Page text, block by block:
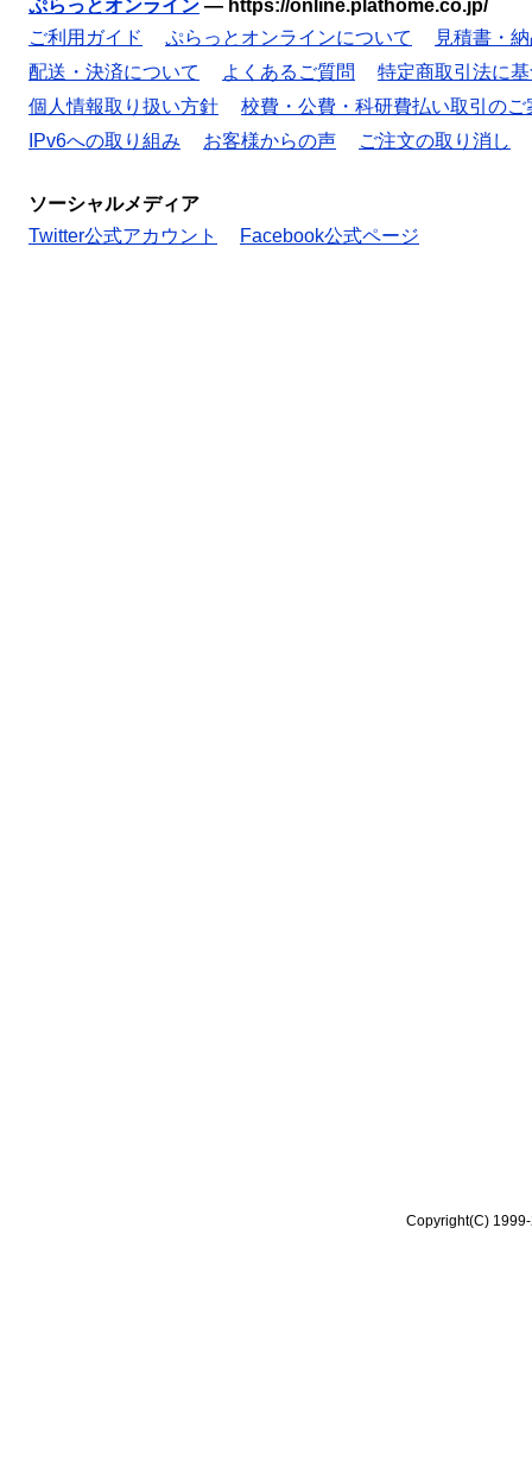
ぷらっとオンライン — https://online.plathome.co.jp/
ご利用ガイド
ぷらっとオンラインについて
見積書・
配送・決済について
よくあるご質問
特定商取引法に
個人情報取り扱い方針
校費・公費・科研費払い取引のご
IPv6への取り組み
お客様からの声 ご注文の取り消し
ソーシャルメディア
Twitter公式アカウント
Facebook公式ページ
Copyright(C)